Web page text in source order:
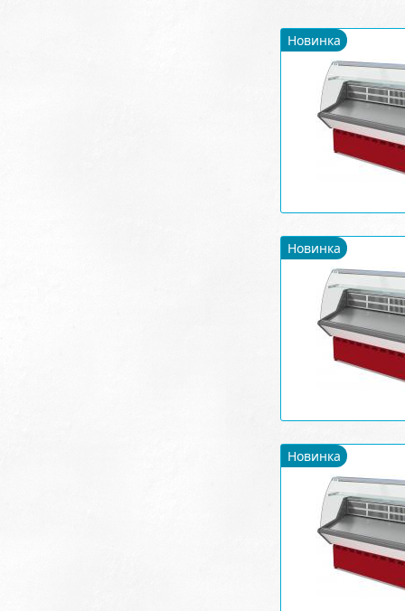
Новинка
Новинка
Новинка